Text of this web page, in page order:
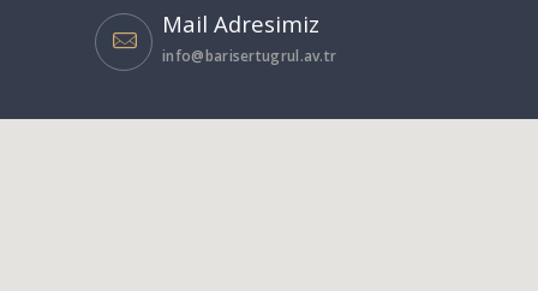
Mail Adresimiz
info@barisertugrul.av.tr